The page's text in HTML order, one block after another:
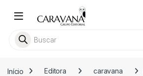
Pesquisar livros
Início Editora caravana